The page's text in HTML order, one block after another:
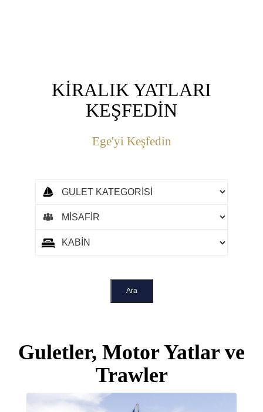
KİRALIK YATLARI
KEŞFEDİN
Ege'yi Keşfedin
Guletler, Motor Yatlar ve
Trawler